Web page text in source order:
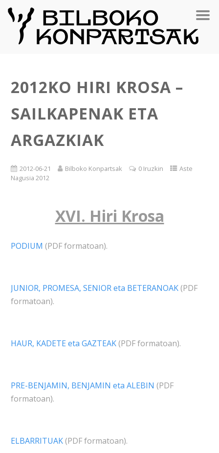
2012KO HIRI KROSA –
SAILKAPENAK ETA
ARGAZKIAK
2012-06-21 Bilboko Konpartsak 0 Iruzkin
Aste
Nagusia 2012
XVI. Hiri Krosa
PODIUM (PDF formatoan).
JUNIOR, PROMESA, SENIOR eta BETERANOAK(PDF
formatoan).
HAUR, KADETE eta GAZTEAK(PDF formatoan).
PRE-BENJAMIN, BENJAMIN eta ALEBIN (PDF
formatoan).
ELBARRITUAK(PDF formatoan).